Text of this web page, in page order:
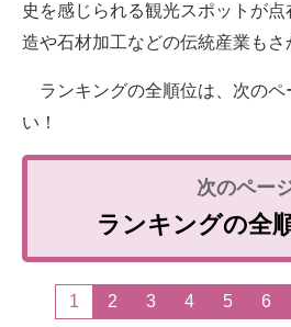
史を感じられる観光スポットが
造や石材加工などの伝統産業もさ
ランキングの全順位は、次のペ
い！
ランキングの全
1 2 3 4 5 6